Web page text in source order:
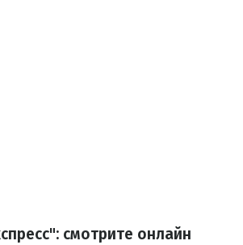
смотрите онлайн